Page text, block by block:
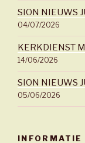
SION NIEUWS
04/07/2026
KERKDIENST
14/06/2026
SION NIEUWS
05/06/2026
INFORMATIE